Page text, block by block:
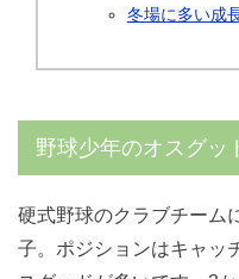
冬場に多い成
野球少年のオスグッ
硬式野球のクラブチーム
子。ポジションはキャッ